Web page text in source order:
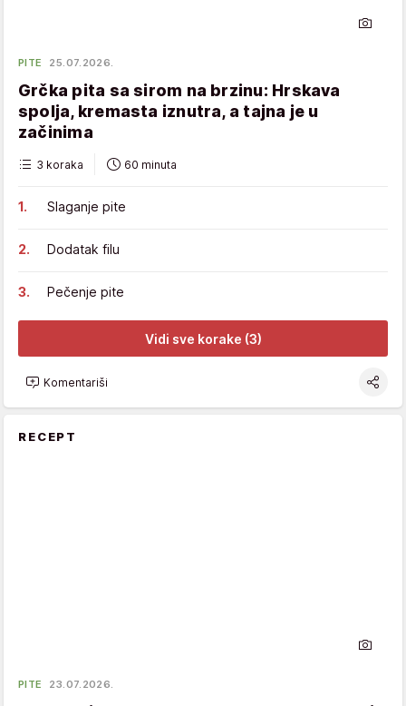
PITE 25.07.2026.
Grčka pita sa sirom na brzinu: Hrskava
spolja, kremasta iznutra, a tajna je u
začinima
3 koraka 60 minuta
Slaganje pite
Dodatak filu
Pečenje pite
Vidi sve korake (3)
Komentariši
RECEPT
PITE 23.07.2026.